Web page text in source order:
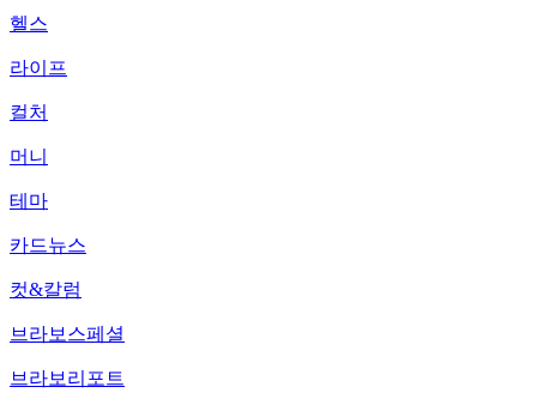
헬스
라이프
컬처
머니
테마
카드뉴스
컷&칼럼
브라보스페셜
브라보리포트